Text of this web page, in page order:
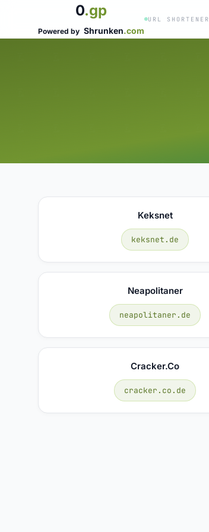
0.gp
Powered by Shrunken.com
URL SHORTENER
Keksnet
keksnet.de
Neapolitaner
neapolitaner.de
Cracker.co
cracker.co.de